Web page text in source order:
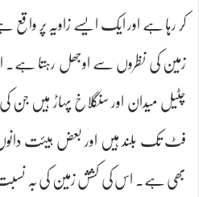
زمین کی نظروں سے اوجھل رہتا
فٹ تک بلند ہیں اور بعض ہیئت